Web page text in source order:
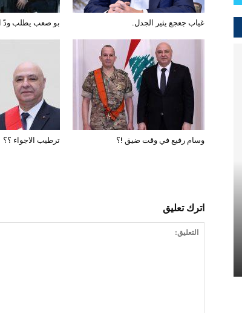
بو صعب يطلب ودّ غياب جعجع يثير الجدل.
ترطيب الاجواء ؟؟ وسام رفيع في وقت ضيق !؟
اترك تعليق